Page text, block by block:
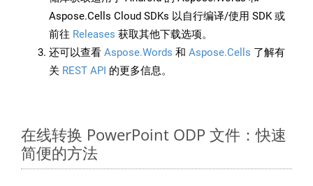
Aspose.Cells Cloud SDKs 以自行编译/使用 SDK 或
前往 Releases 获取其他下载选项。
还可以查看 Aspose.Words 和 Aspose.Cells 了解有
关 REST API 的更多信息。
在线转换 PowerPoint ODP 文件：快速
简便的方法